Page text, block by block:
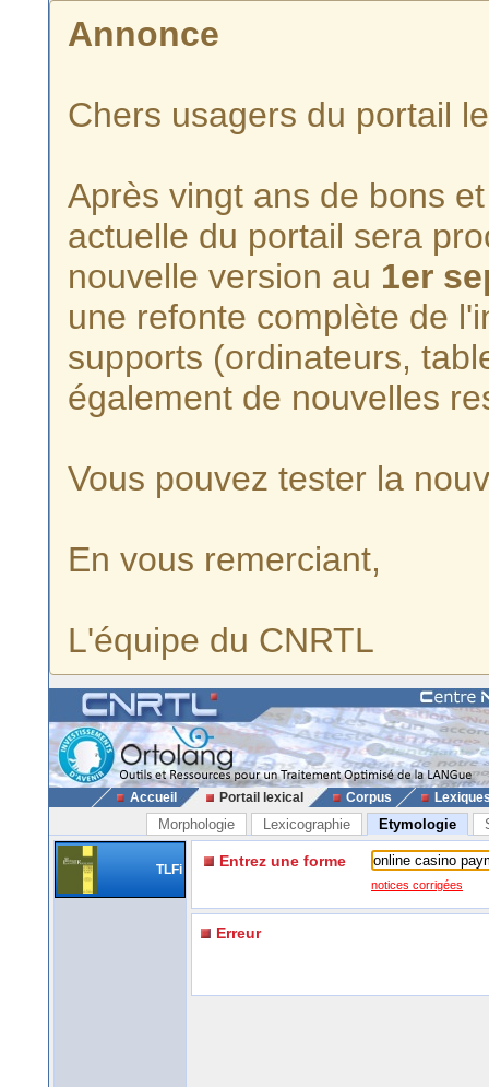
Annonce
Chers usagers du portail
Après vingt ans de bons
actuelle du portail sera
nouvelle version au 1er
une refonte complète de
supports (ordinateurs,
également de nouvelles
Vous pouvez tester la
En vous remerciant,
L'équipe du CNRTL
Accueil Portail lexical Corpus
Morphologie Lexicographie Etymologie
TLFi Entrez une forme
notices corrigées
Erreur